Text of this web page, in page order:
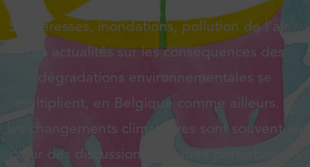
Sécheresses, inondations, pollution de l’air…
Les actualités sur les conséquences des
dégradations environnementales se
multiplient, en Belgique comme ailleurs. Si
les changements climatiques sont souvent au
cœur des discussions, d’autres perturbations